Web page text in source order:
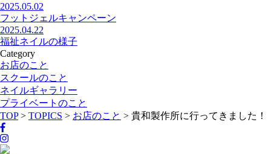
2025.05.02
フットジェルキャンペーン
2025.04.22
福祉ネイルの様子
Category
お店のこと
スクールのこと
ネイルギャラリー
プライベートのこと
TOP> TOPICS > お店のこと > 貴和製作所に行ってきました！